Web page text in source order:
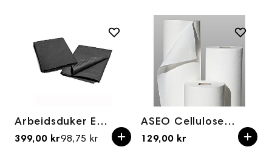
Arbeidsduker Engangsbruk 33x45cm Svart 500 stk
399,00 kr
Priser fra
98,75 kr
ASEO Cellulose benkepapir – bredde 59 cm, lengde 50 m.
129,00 kr